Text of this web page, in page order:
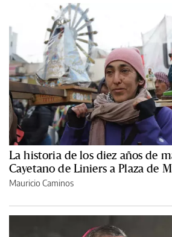
La historia de los diez años de
Cayetano de Liniers a Plaza de
Mauricio Caminos